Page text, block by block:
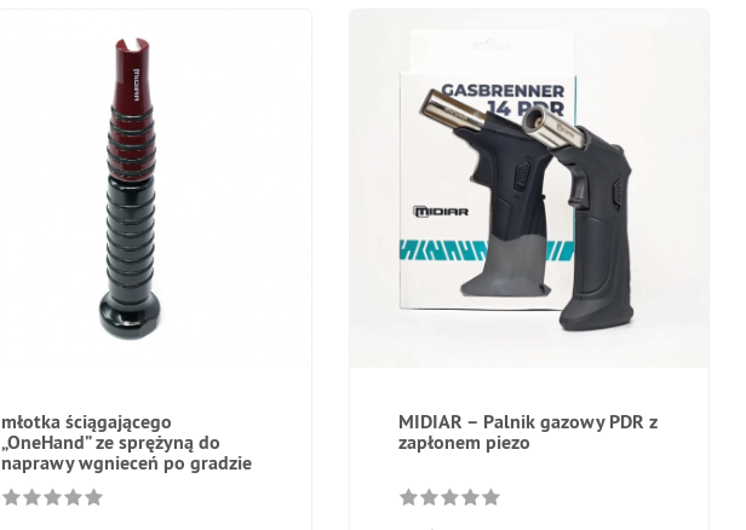
młotka ściągającego
„OneHand” ze sprężyną do
naprawy wgnieceń po gradzie
MIDIAR – Palnik gazowy PDR z
zapłonem piezo